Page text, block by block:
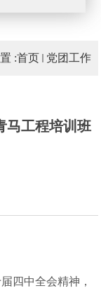
:首页 党团工作
马工程培训班
四中全会精神，